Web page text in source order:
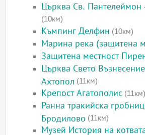
Църква Св. Пантелеймон
(10км)
Къмпинг Делфин (10км)
Марина река (защитена
Защитена местност
Църква Свето
Ахтопол (11км)
Крепост Агатополис (11км)
Ранна тракийска
Бродилово (11км)
Музей История на